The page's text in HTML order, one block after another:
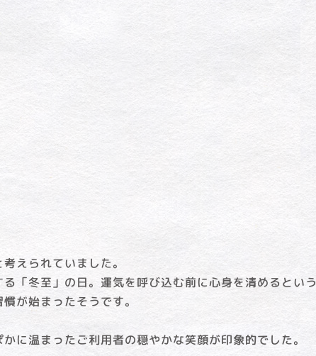
えられていました。
「冬至」の日。運気を呼び込む前に心身を清めるという
が始まったそうです。
に温まったご利用者の穏やかな笑顔が印象的でした。